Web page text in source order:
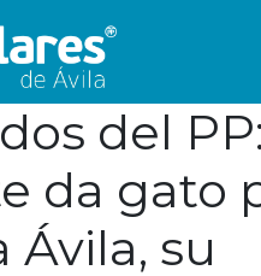
del PP:
da gato
Ávila, su